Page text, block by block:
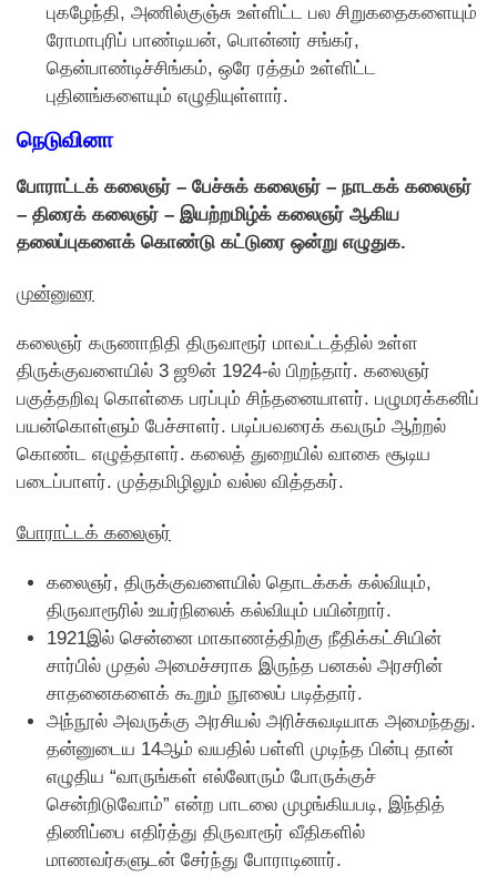
புகழேந்தி, அணில்குஞ்சு உள்ளிட்ட பல சிறுகதைகளையும்
ரோமாபுரிப் பாண்டியன், பொன்னர் சங்கர்,
தென்பாண்டிச்சிங்கம், ஒரே ரத்தம் உள்ளிட்ட
புதினங்களையும் எழுதியுள்ளார்.
நெடுவினா
போராட்டக் கலைஞர் – பேச்சுக் கலைஞர் – நாடகக் கலைஞர்
– திரைக் கலைஞர் – இயற்றமிழ்க் கலைஞர் ஆகிய
தலைப்புகளைக் கொண்டு கட்டுரை ஒன்று எழுதுக.
முன்னுரை
கலைஞர் கருணாநிதி திருவாரூர் மாவட்டத்தில் உள்ள
திருக்குவளையில் 3 ஜூன் 1924-ல் பிறந்தார். கலைஞர்
பகுத்தறிவு கொள்கை பரப்பும் சிந்தனையாளர். பழுமரக்கனிப்
பயன்கொள்ளும் பேச்சாளர். படிப்பவரைக் கவரும் ஆற்றல்
கொண்ட எழுத்தாளர். கலைத் துறையில் வாகை சூடிய
படைப்பாளர். முத்தமிழிலும் வல்ல வித்தகர்.
போராட்டக் கலைஞர்
கலைஞர், திருக்குவளையில் தொடக்கக் கல்வியும்,
திருவாரூரில் உயர்நிலைக் கல்வியும் பயின்றார்.
1921இல் சென்னை மாகாணத்திற்கு நீதிக்கட்சியின்
சார்பில் முதல் அமைச்சராக இருந்த பனகல் அரசரின்
சாதனைகளைக் கூறும் நூலைப் படித்தார்.
அந்நூல் அவருக்கு அரசியல் அரிச்சுவடியாக அமைந்தது.
தன்னுடைய 14ஆம் வயதில் பள்ளி முடிந்த பின்பு தான்
எழுதிய “வாருங்கள் எல்லோரும் போருக்குச்
சென்றிடுவோம்” என்ற பாடலை முழங்கியபடி, இந்தித்
திணிப்பை எதிர்த்து திருவாரூர் வீதிகளில்
மாணவர்களுடன் சேர்ந்து போராடினார்.